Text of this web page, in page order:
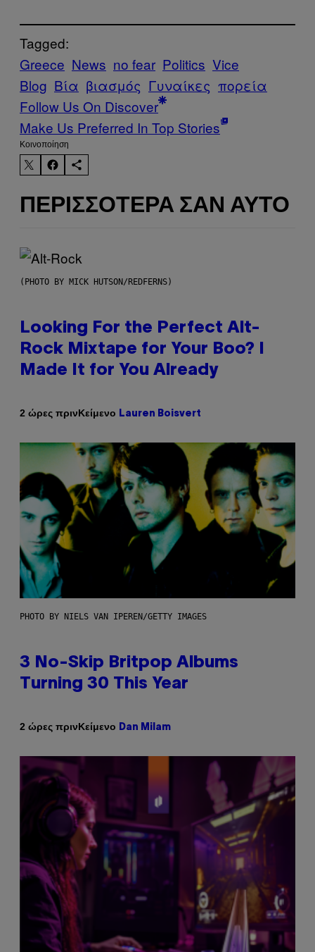
Tagged:
Greece News no fear Politics Vice
Blog Βία βιασμός Γυναίκες πορεία
Follow Us On Discover
Make Us Preferred In Top Stories
Kοινοποίηση
ΠΕΡΙΣΣΌΤΕΡΑ ΣΑΝ ΑΥΤΌ
(PHOTO BY MICK HUTSON/REDFERNS)
Looking For the Perfect Alt-
Rock Mixtape for Your Boo? I
Made It for You Already
2 ώρες πρινΚείμενο Lauren Boisvert
PHOTO BY NIELS VAN IPEREN/GETTY IMAGES
3 No-Skip Britpop Albums
Turning 30 This Year
2 ώρες πρινΚείμενο Dan Milam